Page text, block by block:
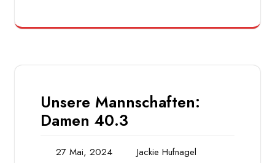
Unsere Mannschaften:
Damen 40.3
27 Mai, 2024
Jackie Hufnagel